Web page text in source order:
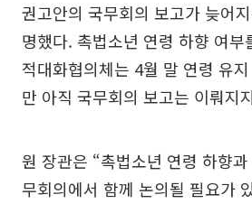
권고안의 국무회의 보고가 늦어
명했다. 촉법소년 연령 하향 여부
적대화협의체는 4월 말 연령 유
만 아직 국무회의 보고는 이뤄지
원 장관은 “촉법소년 연령 하향
무회의에서 함께 논의될 필요가